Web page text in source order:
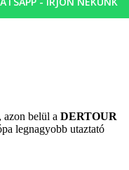
szolgáltatóknál)
gyermek számára.
képzett animátorokkal
ideje alatt).
és alkoholmentes
Az All Inclusive
részletekben
, azon belül a DERTOUR
legnagyobb utaztató